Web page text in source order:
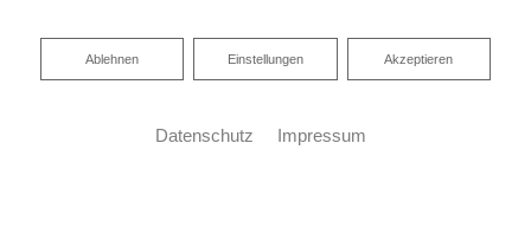
Heizen mit Holz
Bau GmbH & Co. KG: Ihr Experte für
Holzheizungen aus 70374 Stuttgart,
Akzeptieren
Einstellungen
Ablehnen
Ablehnen
Datenschutz Impressum